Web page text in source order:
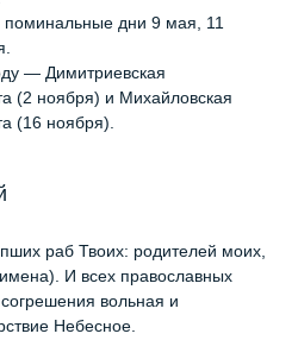
поминальные дни 9 мая, 11
— Димитриевская
(2 ноября) и Михайловская
(16 ноября).
раб Твоих: родителей моих,
И всех православных
вольная и
Небесное.